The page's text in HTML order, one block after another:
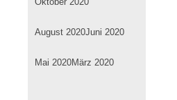
August 2020Juni 2020
Mai 2020März 2020